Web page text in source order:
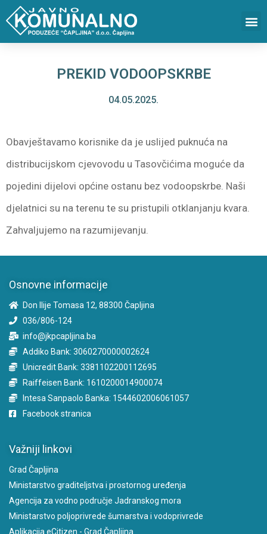
PREKID VODOOPSKRBE
04.05.2025.
Obavještavamo korisnike da je uslijed puknuća na
distribucijskom cjevovodu u Tasovčićima moguće da
pojedini dijelovi općine ostanu bez vodoopskrbe. Naši
djelatnici su na terenu te su pristupili otklanjanju kvara.
Zahvaljujemo na razumijevanju.
Osnovne informacije
Don Ilije Tomasa 12, 88300 Čapljina
036/806-124
info@jkpcapljina.ba
Addiko Bank: 3060270000002624
Unicredit Bank: 3381102200112695
Raiffeisen Bank: 1610200014900074
Intesa Sanpaolo Banka: 1544602006061057
Facebook stranica
Važniji linkovi
Grad Čapljina
Ministarstvo graditeljstva i prostornog uređenja
Agencija za vodno područje Jadranskog mora
Ministarstvo poljoprivrede šumarstva i vodoprivrede
Aplikacija eCitizen - Grad Čapljina